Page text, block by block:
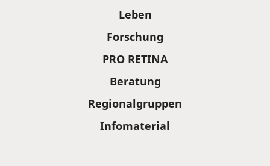
Leben
Forschung
PRO RETINA
Beratung
Regionalgruppen
Infomaterial